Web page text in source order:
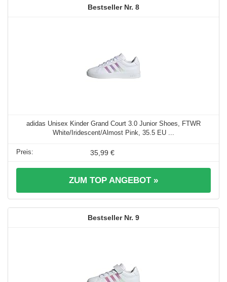
8
adidas Unisex Kinder Grand Court 3.0 Junior Shoes, FTWR
White/Iridescent/Almost Pink, 35.5 EU ...
35,99 €
ZUM TOP ANGEBOT »
9